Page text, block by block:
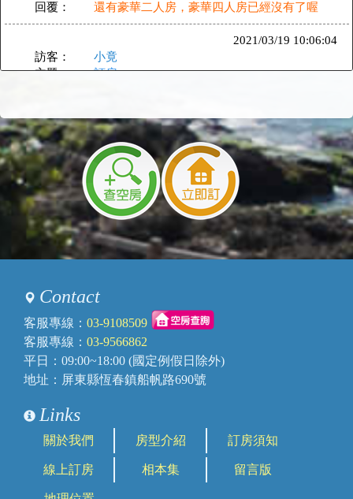
回覆：
還有豪華二人房，豪華四人房已經沒有了喔
2021/03/19 10:06:04
訪客：
小竟
主題：
訂房
2021/03/09 00:06:57
訪客：
曾先生
主題：
休息
內容：
請問有租房間休息2-3小時的嗎？
因為當天往返
回覆：
不好意思，目前沒有提供此服務喔!
2020/10/06 00:23:18
主題：
內容：
私密留言，只有版主能看見
回覆：
您好，民宿沒有開統編喔
訪客：
黃
主題：
振興卷
回覆：
用了喔。另外振興券是不找零的喔
2020/05/03 16:22:57
Contact
客服專線： 03-9108509
客服專線： 03-9566862
平日：09:00~18:00 (國定例假日除外)
地址：屏東縣恆春鎮船帆路690號
Links
關於我們 房型介紹 訂房須知
線上訂房 相本集 留言版